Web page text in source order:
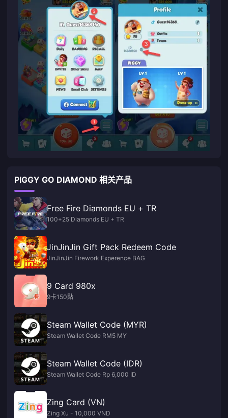
PIGGY GO DIAMOND 相关产品
Free Fire Diamonds EU + TR
100+25 Diamonds EU + TR
JinJinJin Gift Pack Redeem Code
JinJinJin Firework Experence BAG
9 Card 980x
9卡150點
Steam Wallet Code (MYR)
Steam Wallet Code RM5 MY
Steam Wallet Code (IDR)
Steam Wallet Code Rp 6,000 ID
Zing Card (VN)
Zing Xu - 10,000 VND